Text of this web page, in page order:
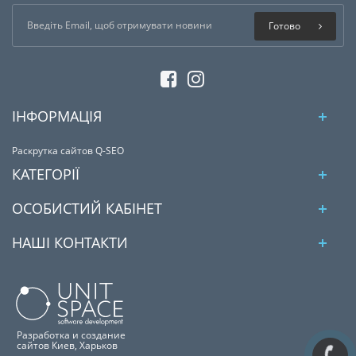
Готово
ІНФОРМАЦІЯ
Раскрутка сайтов Q-SEO
КАТЕГОРІЇ
ОСОБИСТИЙ КАБІНЕТ
НАШІ КОНТАКТИ
Разработка и создание
сайтов Киев, Харьков